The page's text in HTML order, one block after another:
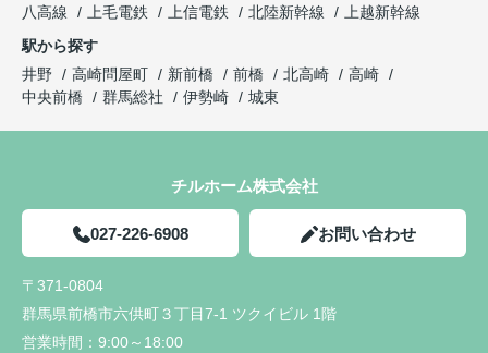
八高線
上毛電鉄 上信電鉄 北陸新幹線
上越新幹線
駅から探す
井野
高崎問屋町 新前橋 前橋 北高崎
高崎
中央前橋
群馬総社 伊勢崎 城東
チルホーム株式会社
027-226-6908 お問い合わせ
〒371-0804
群馬県前橋市六供町３丁目7-1 ツクイビル 1階
営業時間： 9:00～18:00